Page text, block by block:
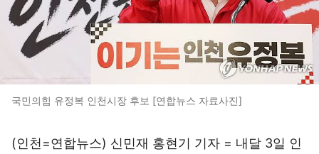
국민의힘 유정복 인천시장 후보 [연합뉴스 자료사진]
(인천=연합뉴스) 신민재 홍현기 기자 = 내달 3일 인